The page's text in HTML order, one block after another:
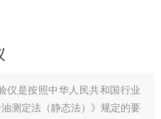
仪是按照中华人民共和国行业
测定法（静态法）》规定的要